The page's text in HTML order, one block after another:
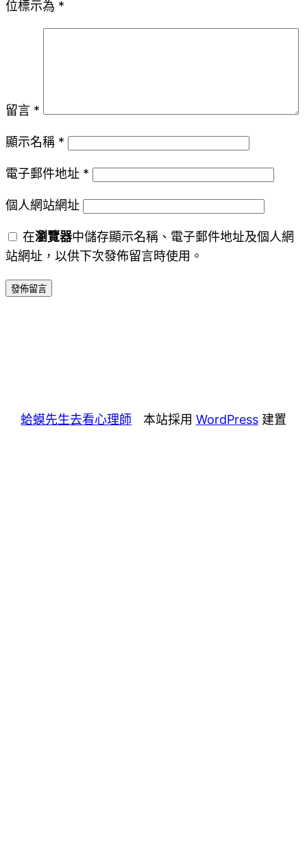
位標示為 *
留言 *
顯示名稱 *
電子郵件地址 *
個人網站網址
在瀏覽器中儲存顯示名稱、電子郵件地址及個人網
站網址，以供下次發佈留言時使用。
蛤蟆先生去看心理師 本站採用 WordPress建置